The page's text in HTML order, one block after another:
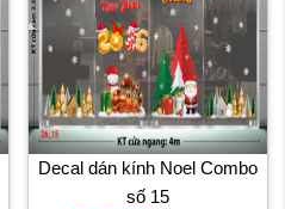
Decal dán kính Noel Combo
số 15